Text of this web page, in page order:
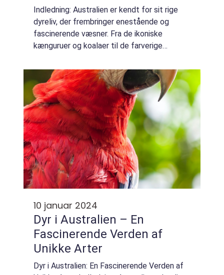
Indledning: Australien er kendt for sit rige
dyreliv, der frembringer enestående og
fascinerende væsner. Fra de ikoniske
kænguruer og koalaer til de farverige
kontinent hjemsted for nogle af de mest
usædvanlige o...
10 januar 2024
Dyr i Australien – En
Fascinerende Verden af
Unikke Arter
Dyr i Australien: En Fascinerende Verden af